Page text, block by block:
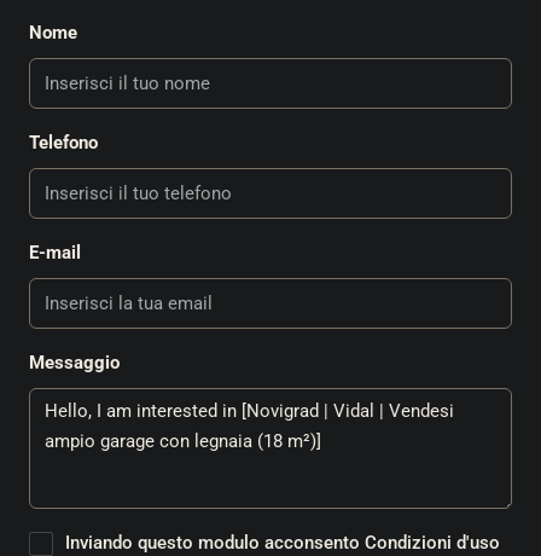
Nome
Telefono
E-mail
Messaggio
Inviando questo modulo acconsento Condizioni d'uso